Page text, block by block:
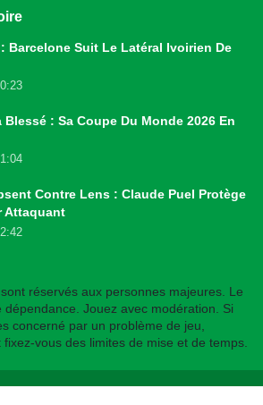
Barcelone Suit Le Latéral Ivoirien De
Blessé : Sa Coupe Du Monde 2026 En
Contre Lens : Claude Puel Protège
Attaquant
réservés aux personnes majeures. Le
Jouez avec modération. Si
concerné par un problème de jeu,
vous des limites de mise et de temps.